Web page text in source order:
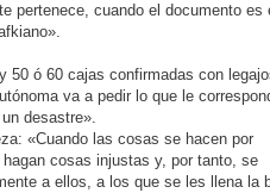
pertenece, cuando el documento es
50 ó 60 cajas confirmadas con
va a pedir lo que le
desastre».
«Cuando las cosas se hacen por
cosas injustas y, por tanto, se
a ellos, a los que se les llena la